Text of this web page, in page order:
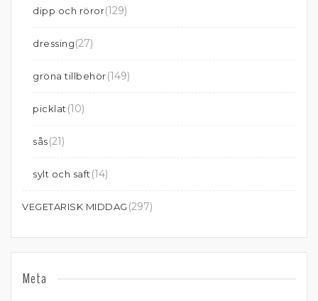
dipp och röror(129)
dressing(27)
gröna tillbehör(149)
picklat (10)
sås(21)
sylt och saft (14)
VEGETARISK MIDDAG (297)
Meta